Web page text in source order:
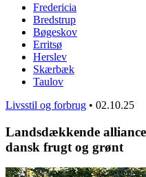
Fredericia
Bredstrup
Bøgeskov
Erritsø
Herslev
Skærbæk
Taulov
Livsstil og forbrug • 02.10.25
Landsdækkende
dansk frugt og grønt